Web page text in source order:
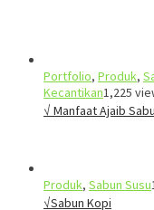
Portfolio, Produk,
Kecantikan1,225
√ Manfaat Ajaib
Produk, Sabun Susu
√Sabun Kopi